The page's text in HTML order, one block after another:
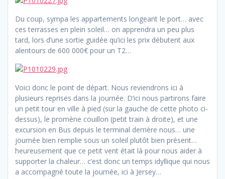
Du coup, sympa les appartements longeant le port… avec
ces terrasses en plein soleil… on apprendra un peu plus
tard, lors d’une sortie guidée qu’ici les prix débutent aux
alentours de 600 000€ pour un T2…
Voici donc le point de départ. Nous reviendrons ici à
plusieurs reprises dans la journée. D’ici nous partirons faire
un petit tour en ville à pied (sur la gauche de cette photo ci-
dessus), le promène couillon (petit train à droite), et une
excursion en Bus depuis le terminal derrière nous… une
journée bien remplie sous un soleil plutôt bien présent…
heureusement que ce petit vent était là pour nous aider à
supporter la chaleur… c’est donc un temps idyllique qui nous
a accompagné toute la journée, ici à Jersey…